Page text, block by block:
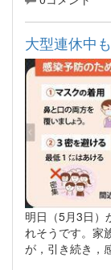
大型連休中
明日（5月3日）
れそうです。家
が，引き続き，